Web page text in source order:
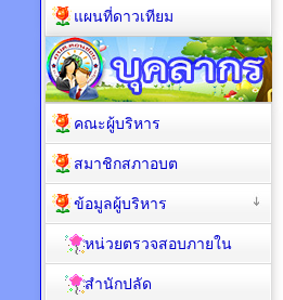
แผนที่ดาวเทียม
คณะผู้บริหาร
สมาชิกสภาอบต
ข้อมูลผู้บริหาร
หน่วยตรวจสอบภายใน
สำนักปลัด